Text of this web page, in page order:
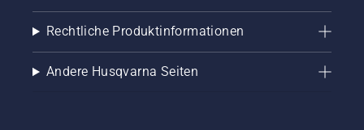
Rechtliche Produktinformationen
Andere Husqvarna Seiten